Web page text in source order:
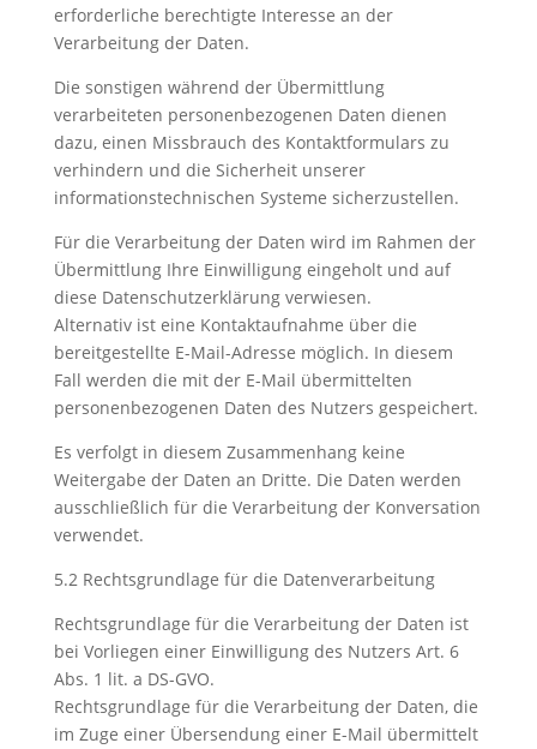
erforderliche berechtigte Interesse an der
Verarbeitung der Daten.
Die sonstigen während der Übermittlung
verarbeiteten personenbezogenen Daten dienen
dazu, einen Missbrauch des Kontaktformulars zu
verhindern und die Sicherheit unserer
informationstechnischen Systeme sicherzustellen.
Für die Verarbeitung der Daten wird im Rahmen der
Übermittlung Ihre Einwilligung eingeholt und auf
diese Datenschutzerklärung verwiesen.
Alternativ ist eine Kontaktaufnahme über die
bereitgestellte E-Mail-Adresse möglich. In diesem
Fall werden die mit der E-Mail übermittelten
personenbezogenen Daten des Nutzers gespeichert.
Es verfolgt in diesem Zusammenhang keine
Weitergabe der Daten an Dritte. Die Daten werden
ausschließlich für die Verarbeitung der Konversation
verwendet.
5.2 Rechtsgrundlage für die Datenverarbeitung
Rechtsgrundlage für die Verarbeitung der Daten ist
bei Vorliegen einer Einwilligung des Nutzers Art. 6
Abs. 1 lit. a DS-GVO.
Rechtsgrundlage für die Verarbeitung der Daten, die
im Zuge einer Übersendung einer E-Mail übermittelt